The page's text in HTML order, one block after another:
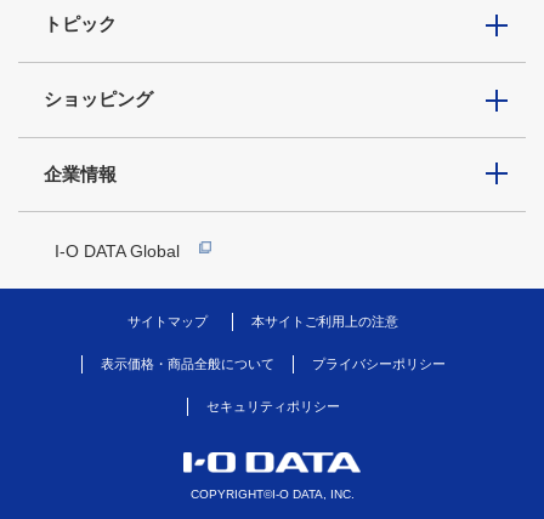
トピック
ショッピング
企業情報
I-O DATA Global
サイトマップ 本サイトご利用上の注意
表示価格・商品全般について プライバシーポリシー
セキュリティポリシー
COPYRIGHT©I-O DATA, INC.